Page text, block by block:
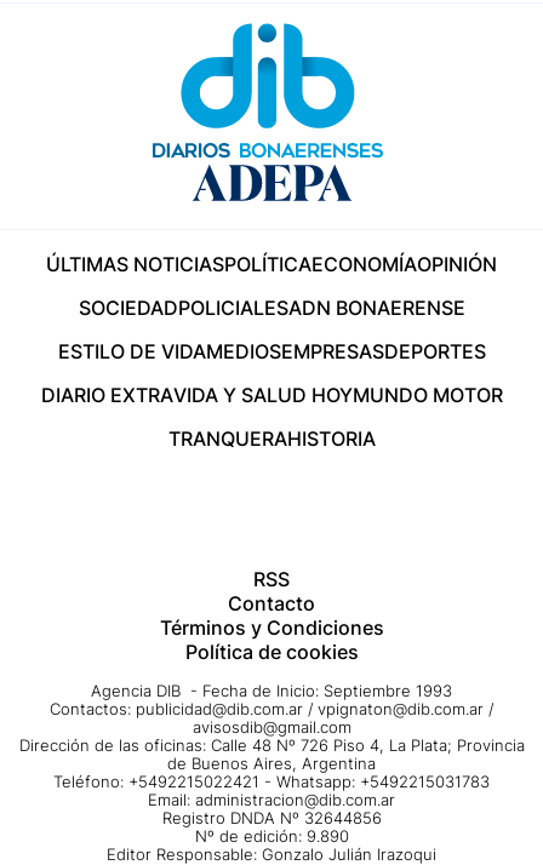
ÚLTIMAS NOTICIASPOLÍTICAECONOMÍAOPINIÓN
SOCIEDADPOLICIALESADN BONAERENSE
ESTILO DE VIDAMEDIOSEMPRESASDEPORTES
DIARIO EXTRAVIDA Y SALUD HOYMUNDO MOTOR
TRANQUERAHISTORIA
RSS
Contacto
Términos y Condiciones
Política de cookies
Agencia DIB - Fecha de Inicio: Septiembre 1993
Contactos: publicidad@dib.com.ar / vpignaton@dib.com.ar /
avisosdib@gmail.com
Dirección de las oficinas: Calle 48 Nº 726 Piso 4, La Plata; Provincia
de Buenos Aires, Argentina
Teléfono: +5492215022421 - Whatsapp: +5492215031783
Email: administracion@dib.com.ar
Registro DNDA Nº 32644856
Nº de edición: 9.890
Editor Responsable: Gonzalo Julián Irazoqui